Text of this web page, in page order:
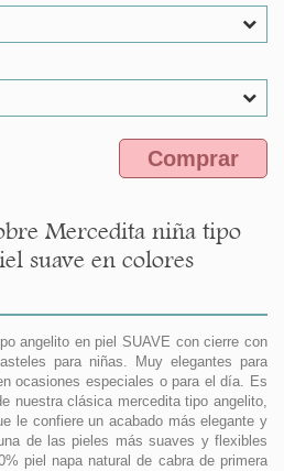
Comprar
Mercedita niña tipo
suave en colores
angelito en piel SUAVE con cierre con
para niñas. Muy elegantes para
ocasiones especiales o para el día. Es
nuestra clásica mercedita tipo angelito,
le confiere un acabado más elegante y
de las pieles más suaves y flexibles
piel napa natural de cabra de primera